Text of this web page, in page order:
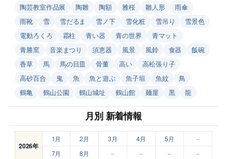
陶芸教室作品展
陶雛 陶額 雅桜 雛人形
雨傘
雨靴
雪 雪だるま 雪ノ下 雪化粧 雪吊り
雪景色
電動ろくろ
霜柱 青い器 青の世界
青マット
青勝窯
音楽まつり 須恵器 風景 風鈴 食器
飯碗
香草
馬 馬の目皿 骨董 高い
高松張り子
高砂百合
鬼 魚 魚と遊ぶ 魚子垣 魚紋
鳥
鶴亀
鶴山公園 鶴山城址 鶴山館 麺屋 黒 龍
月別 新着情報
2026年
1月 2月 3月 4月 5月
–
7月
8月 – – – –